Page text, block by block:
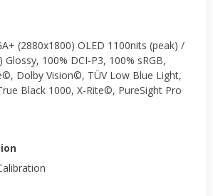
(2880x1800) OLED 1100nits (peak) /
Glossy, 100% DCI-P3, 100% sRGB,
Dolby Vision©, TÜV Low Blue Light,
Black 1000, X-Rite©, PureSight Pro